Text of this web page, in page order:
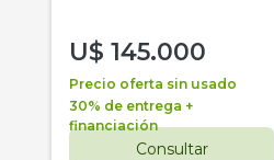
U$ 145.000
Precio oferta sin usado
30% de entrega +
financiación
Consultar